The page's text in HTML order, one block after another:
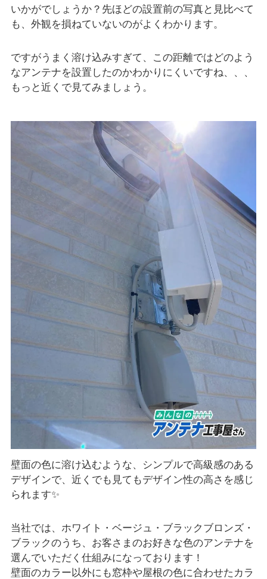
いかがでしょうか？先ほどの設置前の写真と見比べて
も、外観を損ねていないのがよくわかります。
ですがうまく溶け込みすぎて、この距離ではどのよう
なアンテナを設置したのかわかりにくいですね、、、
もっと近くで見てみましょう。
壁面の色に溶け込むような、シンプルで高級感のある
デザインで、近くでも見てもデザイン性の高さを感じ
られます✨
当社では、ホワイト・ベージュ・ブラックブロンズ・
ブラックのうち、お客さまのお好きな色のアンテナを
選んでいただく仕組みになっております！
壁面のカラー以外にも窓枠や屋根の色に合わせたカラ